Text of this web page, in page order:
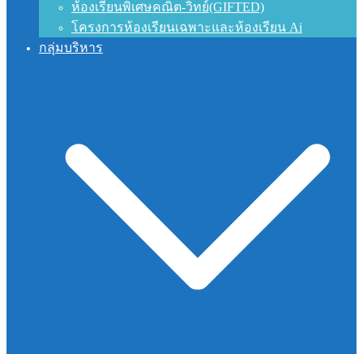
ห้องเรียนพิเศษคณิต-วิทย์(GIFTED)
โครงการห้องเรียนเฉพาะและห้องเรียน Ai
กลุ่มบริหาร